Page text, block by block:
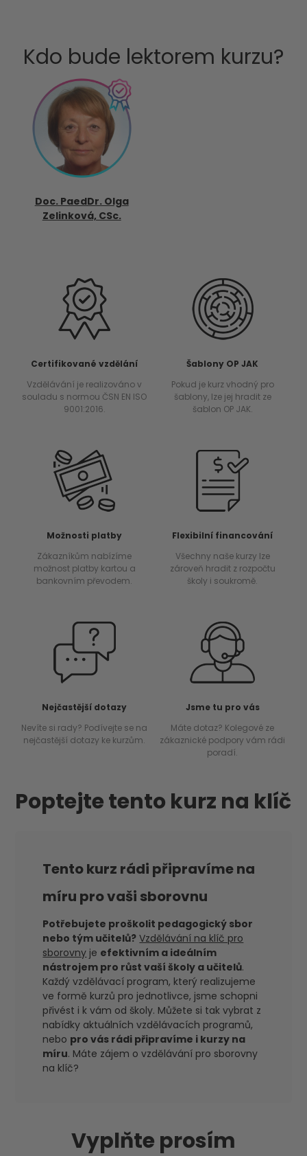
Kdo bude lektorem kurzu?
Doc. PaedDr. Olga
Zelinková, CSc.
Certifikované vzdělání
Vzdělávání je realizováno v
souladu s normou ČSN EN ISO
9001:2016.
Šablony OP JAK
Pokud je kurz vhodný pro
šablony, lze jej hradit ze
šablon OP JAK.
Možnosti platby
Zákazníkům nabízíme
možnost platby kartou a
bankovním převodem.
Flexibilní financování
Všechny naše kurzy lze
zároveň hradit z rozpočtu
školy i soukromě.
Nejčastější dotazy
Nevíte si rady? Podívejte se na
nejčastější dotazy ke kurzům.
Jsme tu pro vás
Máte dotaz? Kolegové ze
zákaznické podpory vám rádi
poradí.
Poptejte tento kurz na klíč
Tento kurz rádi připravíme na
míru pro vaši sborovnu
Potřebujete proškolit pedagogický sbor
nebo tým učitelů? Vzdělávání na klíč pro
sborovny je efektivním a ideálním
nástrojem pro růst vaší školy a učitelů.
Každý vzdělávací program, který realizujeme
ve formě kurzů pro jednotlivce, jsme schopni
přivést i k vám od školy. Můžete si tak vybrat z
nabídky aktuálních vzdělávacích programů,
nebo pro vás rádi připravíme i kurzy na
míru. Máte zájem o vzdělávání pro sborovny
na klíč?
Vyplňte prosím